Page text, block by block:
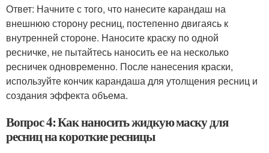
Ответ: Начните с того, что нанесите карандаш на
внешнюю сторону ресниц, постепенно двигаясь к
внутренней стороне. Наносите краску по одной
ресничке, не пытайтесь наносить ее на несколько
ресничек одновременно. После нанесения краски,
используйте кончик карандаша для утолщения ресниц и
создания эффекта объема.
Вопрос 4: Как наносить жидкую маску для
ресниц на короткие ресницы